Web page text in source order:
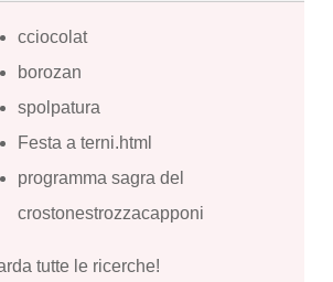
cciocolat
borozan
spolpatura
Festa a terni.html
programma sagra del
crostonestrozzacapponi
tutte le ricerche!